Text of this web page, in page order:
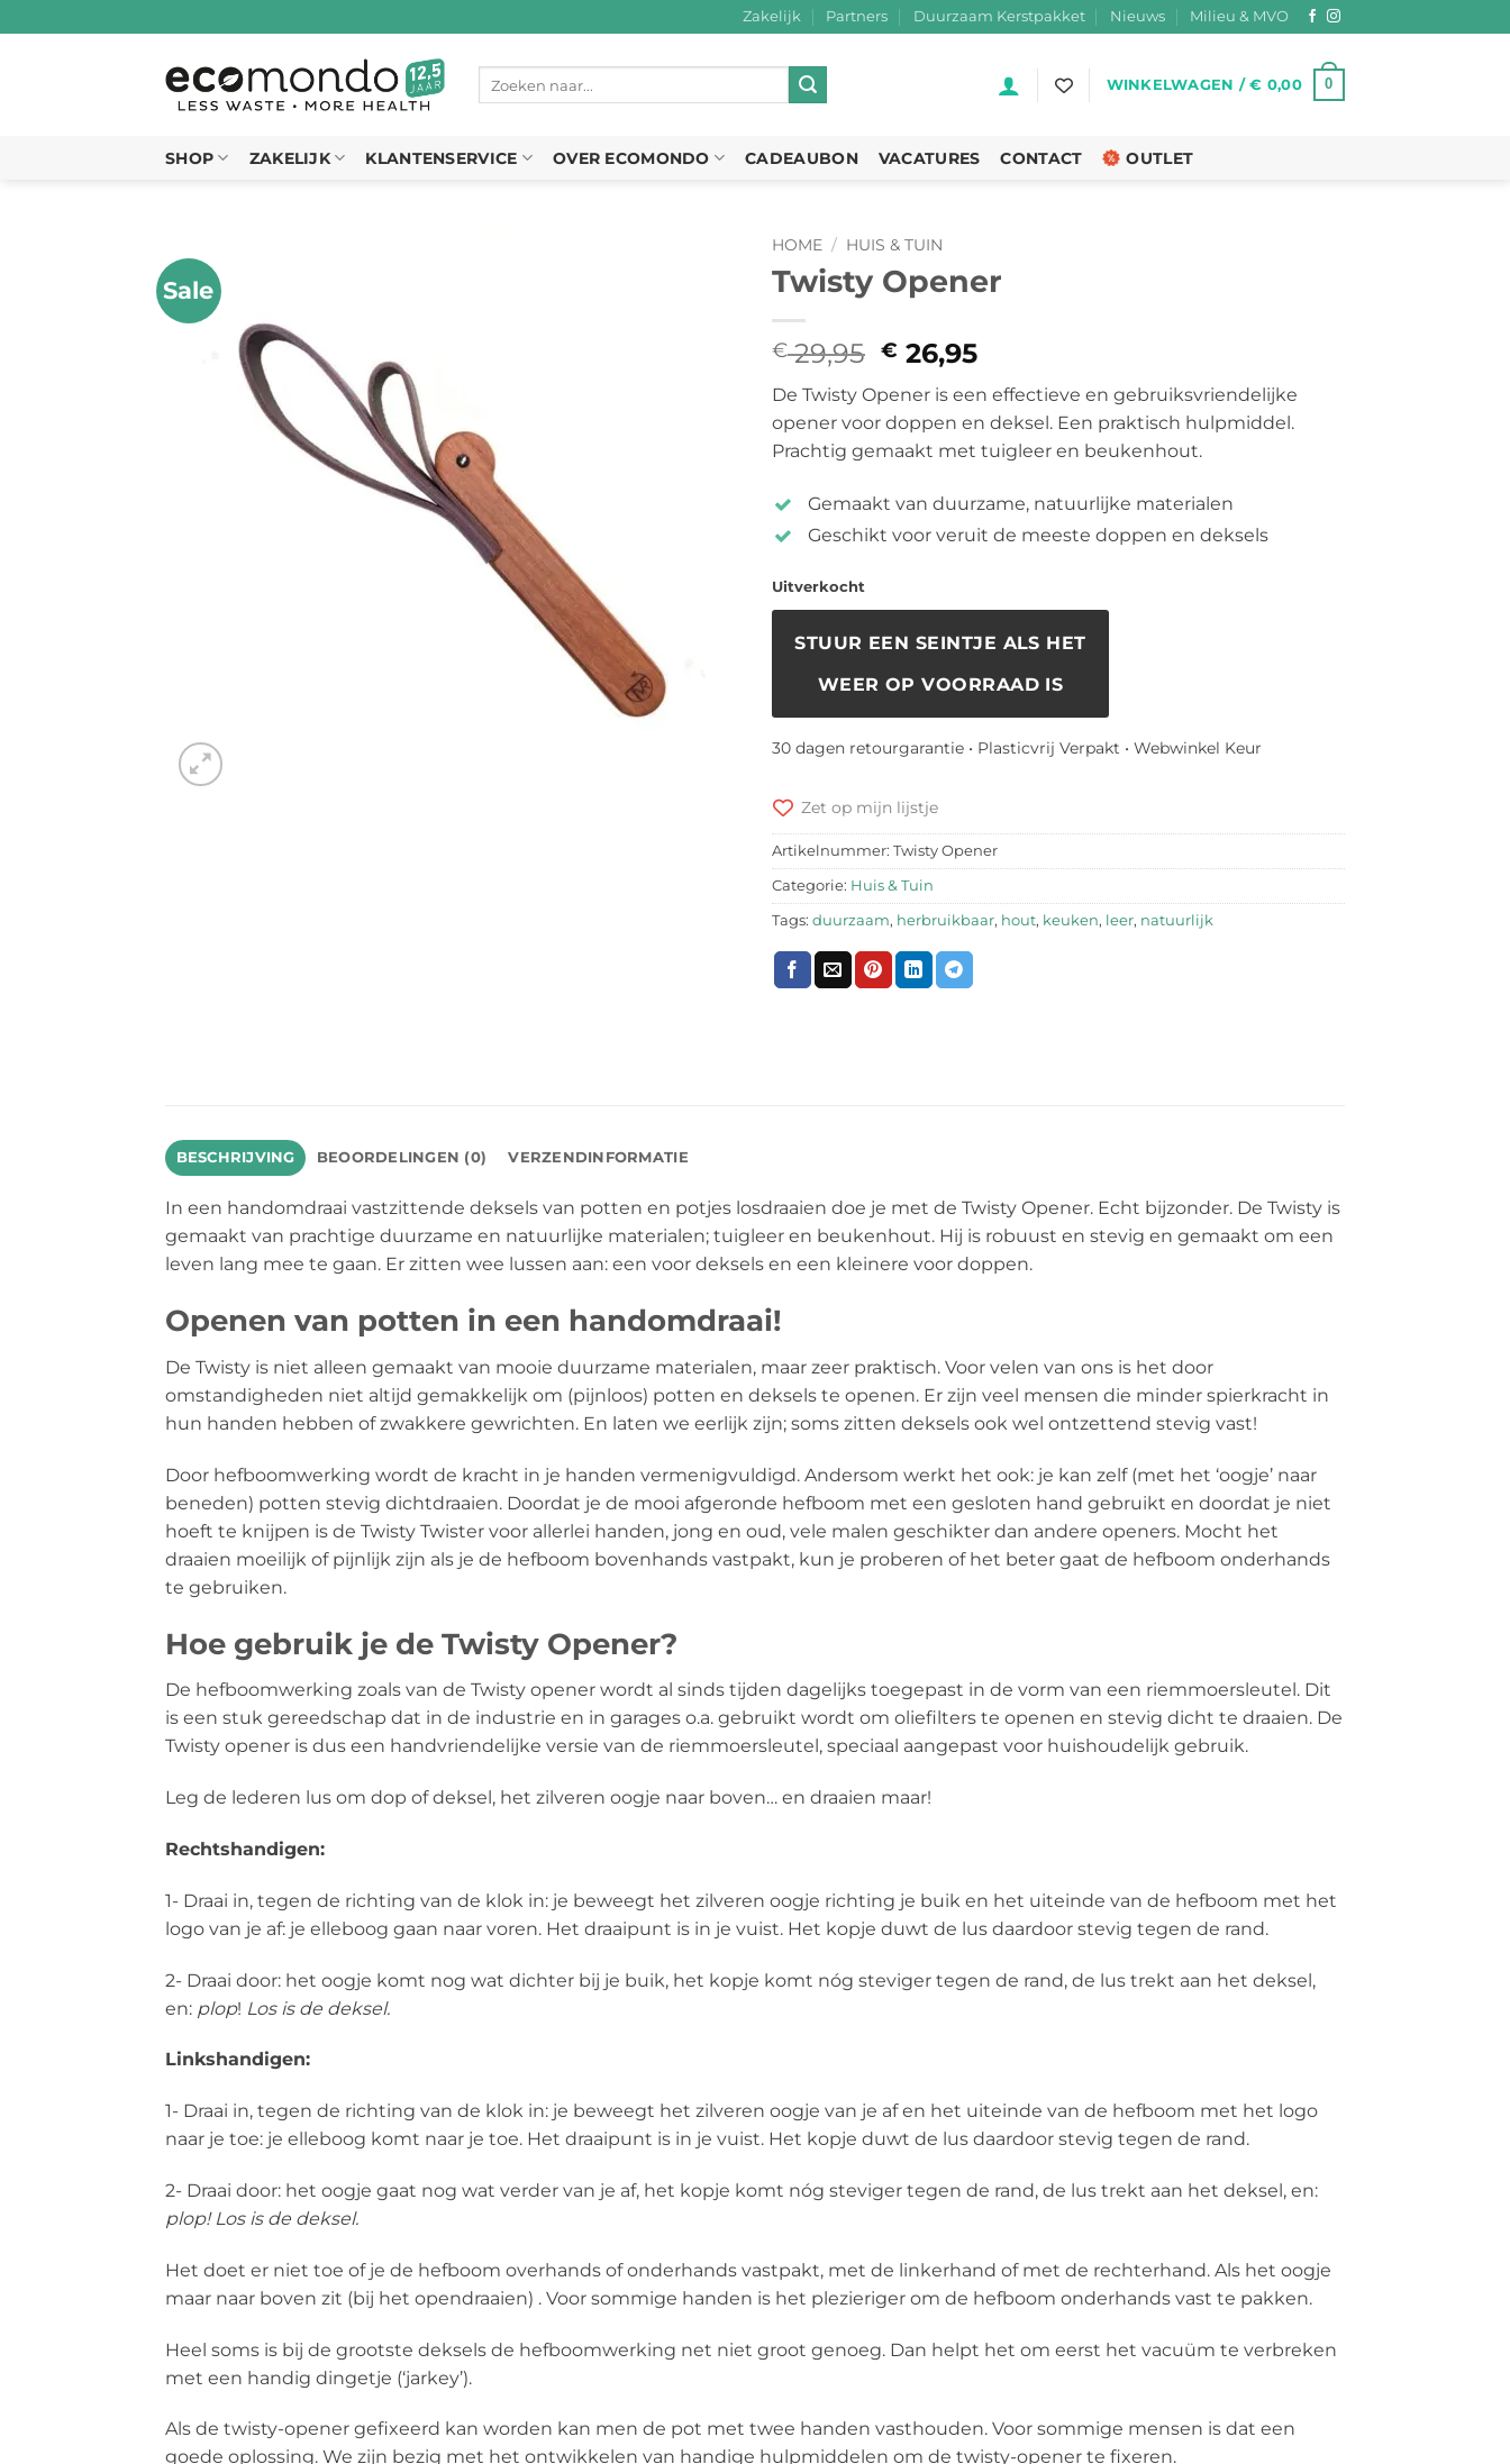
Zakelijk Partners Duurzaam Kerstpakket Nieuws Milieu & MVO
Zoeken
WINKELWAGEN /€ 0,00 0
SHOP ZAKELIJK KLANTENSERVICE OVER ECOMONDO CADEAUBON VACATURES CONTACT OUTLET
Sale
HOME / HUIS & TUIN
Twisty Opener
€29,95 Oorspronkelijke
prijs
was:
€ 29,95.
€ 26,95
prijs
is:
€ 26,95.
De Twisty Opener is een effectieve en gebruiksvriendelijke
opener voor doppen en deksel. Een praktisch hulpmiddel.
Prachtig gemaakt met tuigleer en beukenhout.
Gemaakt van duurzame, natuurlijke materialen
Geschikt voor veruit de meeste doppen en deksels
Uitverkocht
STUUR EEN SEINTJE ALS HET
WEER OP VOORRAAD IS
30 dagen retourgarantie • Plasticvrij Verpakt • Webwinkel Keur
Zet op mijn lijstje
Artikelnummer: Twisty Opener
Categorie: Huis & Tuin
Tags: duurzaam, herbruikbaar, hout, keuken, leer, natuurlijk
BESCHRIJVING BEOORDELINGEN (0) VERZENDINFORMATIE
In een handomdraai vastzittende deksels van potten en potjes losdraaien doe je met de Twisty Opener. Echt bijzonder. De Twisty is
gemaakt van prachtige duurzame en natuurlijke materialen; tuigleer en beukenhout. Hij is robuust en stevig en gemaakt om een
leven lang mee te gaan. Er zitten wee lussen aan: een voor deksels en een kleinere voor doppen.
Openen van potten in een handomdraai!
De Twisty is niet alleen gemaakt van mooie duurzame materialen, maar zeer praktisch. Voor velen van ons is het door
omstandigheden niet altijd gemakkelijk om (pijnloos) potten en deksels te openen. Er zijn veel mensen die minder spierkracht in
hun handen hebben of zwakkere gewrichten. En laten we eerlijk zijn; soms zitten deksels ook wel ontzettend stevig vast!
Door hefboomwerking wordt de kracht in je handen vermenigvuldigd. Andersom werkt het ook: je kan zelf (met het ‘oogje’ naar
beneden) potten stevig dichtdraaien. Doordat je de mooi afgeronde hefboom met een gesloten hand gebruikt en doordat je niet
hoeft te knijpen is de Twisty Twister voor allerlei handen, jong en oud, vele malen geschikter dan andere openers. Mocht het
draaien moeilijk of pijnlijk zijn als je de hefboom bovenhands vastpakt, kun je proberen of het beter gaat de hefboom onderhands
te gebruiken.
Hoe gebruik je de Twisty Opener?
De hefboomwerking zoals van de Twisty opener wordt al sinds tijden dagelijks toegepast in de vorm van een riemmoersleutel. Dit
is een stuk gereedschap dat in de industrie en in garages o.a. gebruikt wordt om oliefilters te openen en stevig dicht te draaien. De
Twisty opener is dus een handvriendelijke versie van de riemmoersleutel, speciaal aangepast voor huishoudelijk gebruik.
Leg de lederen lus om dop of deksel, het zilveren oogje naar boven… en draaien maar!
Rechtshandigen:
1- Draai in, tegen de richting van de klok in: je beweegt het zilveren oogje richting je buik en het uiteinde van de hefboom met het
logo van je af: je elleboog gaan naar voren. Het draaipunt is in je vuist. Het kopje duwt de lus daardoor stevig tegen de rand.
2- Draai door: het oogje komt nog wat dichter bij je buik, het kopje komt nóg steviger tegen de rand, de lus trekt aan het deksel,
en: plop! Los is de deksel.
Linkshandigen:
1- Draai in, tegen de richting van de klok in: je beweegt het zilveren oogje van je af en het uiteinde van de hefboom met het logo
naar je toe: je elleboog komt naar je toe. Het draaipunt is in je vuist. Het kopje duwt de lus daardoor stevig tegen de rand.
2- Draai door: het oogje gaat nog wat verder van je af, het kopje komt nóg steviger tegen de rand, de lus trekt aan het deksel, en:
plop! Los is de deksel.
Het doet er niet toe of je de hefboom overhands of onderhands vastpakt, met de linkerhand of met de rechterhand. Als het oogje
maar naar boven zit (bij het opendraaien) . Voor sommige handen is het plezieriger om de hefboom onderhands vast te pakken.
Heel soms is bij de grootste deksels de hefboomwerking net niet groot genoeg. Dan helpt het om eerst het vacuüm te verbreken
met een handig dingetje (‘jarkey’).
Als de twisty-opener gefixeerd kan worden kan men de pot met twee handen vasthouden. Voor sommige mensen is dat een
goede oplossing. We zijn bezig met het ontwikkelen van handige hulpmiddelen om de twisty-opener te fixeren.